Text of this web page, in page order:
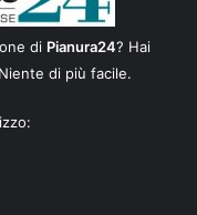
di Pianura24? Hai
di più facile.